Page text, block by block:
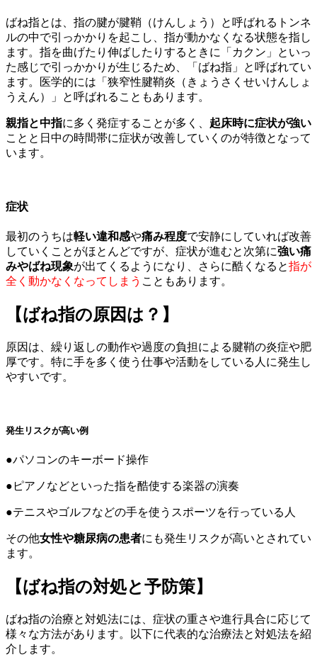
ばね指とは、指の腱が腱鞘（けんしょう）と呼ばれるトンネ
ルの中で引っかかりを起こし、指が動かなくなる状態を指し
ます。指を曲げたり伸ばしたりするときに「カクン」といっ
た感じで引っかかりが生じるため、「ばね指」と呼ばれてい
ます。
医学的には「狭窄性腱鞘炎（きょうさくせいけんしょ
うえん）」と呼ばれることもあります。
親指と中指に多く発症することが多く、 起床時に症状が強い
ことと日中の時間帯に症状が改善していくのが特徴となって
います。
症状
最初のうちは軽い違和感や痛み程度で安静にしていれば改善
していくことがほとんどですが、症状が進むと次第に強い痛
みやばね現象が出てくるようになり、さらに酷くなると指が
全く動かなくなってしまう こともあります。
【ばね指の原因は？】
原因は、繰り返しの動作や過度の負担による腱鞘の炎症や肥
厚です。特に手を多く使う仕事や活動をしている人に発生し
やすいです。
発生リスクが高い例
●パソコンのキーボード操作
●ピアノなどといった指を酷使する楽器の演奏
●テニスやゴルフなどの手を使うスポーツを行っている人
その他女性や糖尿病の患者にも発生リスクが高いとされてい
ます。
【ばね指の対処と予防策】
ばね指の治療と対処法には、症状の重さや進行具合に応じて
様々な方法があります。以下に代表的な治療法と対処法を紹
介します。